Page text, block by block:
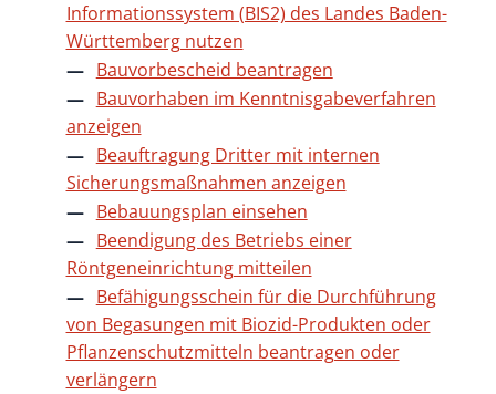
Informationssystem (BIS2) des Landes Baden-
Württemberg nutzen
Bauvorbescheid beantragen
Bauvorhaben im Kenntnisgabeverfahren
anzeigen
Beauftragung Dritter mit internen
Sicherungsmaßnahmen anzeigen
Bebauungsplan einsehen
Beendigung des Betriebs einer
Röntgeneinrichtung mitteilen
Befähigungsschein für die Durchführung
von Begasungen mit Biozid-Produkten oder
Pflanzenschutzmitteln beantragen oder
verlängern